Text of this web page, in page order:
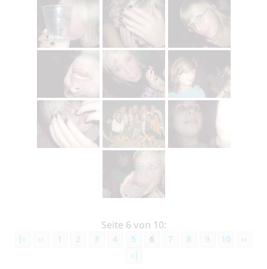
Seite 6 von 10:
|‹ ‹‹ 1 2 3 4 5 6 7 8 9 10
››
›|